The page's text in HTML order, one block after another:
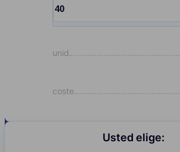
Input quantity, pcs
unid
coste
Usted elige: